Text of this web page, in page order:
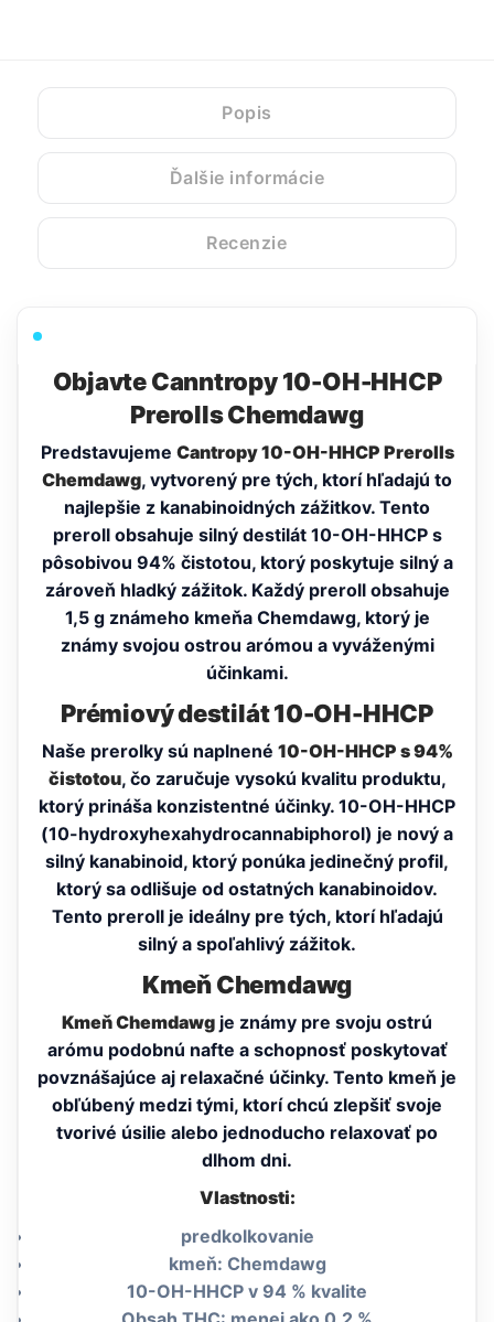
Popis
Ďalšie informácie
Recenzie
Objavte Canntropy 10-OH-HHCP
Prerolls Chemdawg
Predstavujeme Cantropy 10-OH-HHCP Prerolls
Chemdawg, vytvorený pre tých, ktorí hľadajú to
najlepšie z kanabinoidných zážitkov. Tento
preroll obsahuje silný destilát 10-OH-HHCP s
pôsobivou 94% čistotou, ktorý poskytuje silný a
zároveň hladký zážitok. Každý preroll obsahuje
1,5 g známeho kmeňa Chemdawg, ktorý je
známy svojou ostrou arómou a vyváženými
účinkami.
Prémiový destilát 10-OH-HHCP
Naše prerolky sú naplnené 10-OH-HHCP s 94%
čistotou, čo zaručuje vysokú kvalitu produktu,
ktorý prináša konzistentné účinky. 10-OH-HHCP
(10-hydroxyhexahydrocannabiphorol) je nový a
silný kanabinoid, ktorý ponúka jedinečný profil,
ktorý sa odlišuje od ostatných kanabinoidov.
Tento preroll je ideálny pre tých, ktorí hľadajú
silný a spoľahlivý zážitok.
Kmeň Chemdawg
Kmeň Chemdawg je známy pre svoju ostrú
arómu podobnú nafte a schopnosť poskytovať
povznášajúce aj relaxačné účinky. Tento kmeň je
obľúbený medzi tými, ktorí chcú zlepšiť svoje
tvorivé úsilie alebo jednoducho relaxovať po
dlhom dni.
Vlastnosti:
predkolkovanie
kmeň: Chemdawg
10-OH-HHCP v 94 % kvalite